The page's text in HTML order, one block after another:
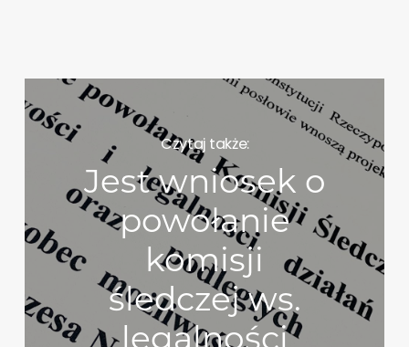
Czytaj także:
Jest wniosek o
powołanie
komisji
śledczej ws.
legalności